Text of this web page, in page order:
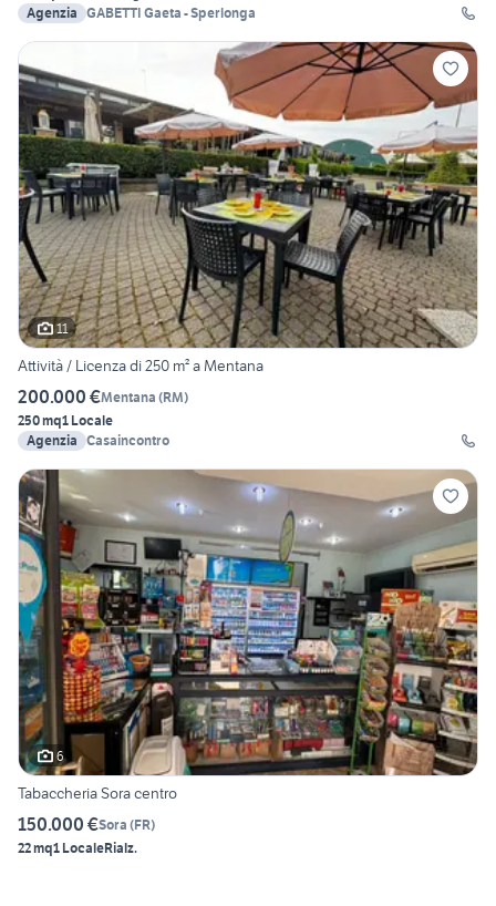
Agenzia GABETTI Gaeta - Sperlonga
11
Attività / Licenza di 250 m² a Mentana
200.000 €Mentana (RM)
250 mq1 Locale
Agenzia Casaincontro
6
Tabaccheria Sora centro
150.000 €Sora (FR)
22 mq1 LocaleRialz.